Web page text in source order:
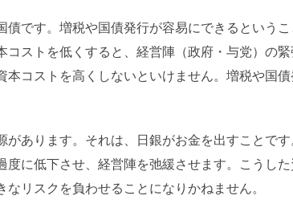
です。増税や国債発行が容易にできるという
ストを低くすると、経営陣（政府・与党）の
コストを高くしないといけません。増税や国
あります。それは、日銀がお金を出すことで
度に低下させ、経営陣を弛緩させます。こうし
リスクを負わせることになりかねません。